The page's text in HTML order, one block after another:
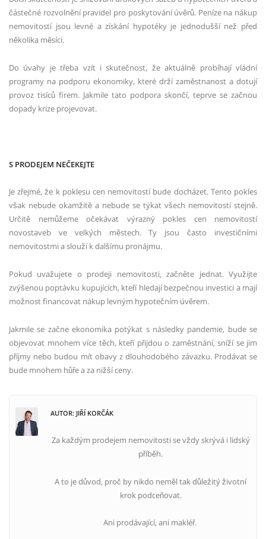
částečné rozvolnění pravidel pro poskytování úvěrů. Peníze na nákup
nemovitostí jsou levné a získání hypotéky je jednodušší než před
několika měsíci.
Do úvahy je třeba vzít i skutečnost, že aktuálně probíhají vládní
programy na podporu ekonomiky, které drží zaměstnanost a dotují
provoz tisíců firem. Jakmile tato podpora skončí, teprve se začnou
dopady krize projevovat.
S PRODEJEM NEČEKEJTE
Je zřejmé, že k poklesu cen nemovitostí bude docházet. Tento pokles
však nebude okamžitě a nebude se týkat všech nemovitostí stejně.
Určitě nemůžeme očekávat výrazný pokles cen nemovitostí
novostaveb ve velkých městech. Ty jsou často investičními
nemovitostmi a slouží k dalšímu pronájmu.
Pokud uvažujete o prodeji nemovitosti, začněte jednat. Využijte
zvýšenou poptávku kupujících, kteří hledají bezpečnou investici a mají
možnost financovat nákup levným hypotečním úvěrem.
Jakmile se začne ekonomika potýkat s následky pandemie, bude se
objevovat mnohem více těch, kteří přijdou o zaměstnání, sníží se jim
příjmy nebo budou mít obavy z dlouhodobého závazku. Prodávat se
bude mnohem hůře a za nižší ceny.
AUTOR: JIŘÍ KORČÁK
Za každým prodejem nemovitosti se vždy skrývá i lidský
příběh.
A to je důvod, proč by nikdo neměl tak důležitý životní
krok podceňovat.
Ani prodávající, ani makléř.